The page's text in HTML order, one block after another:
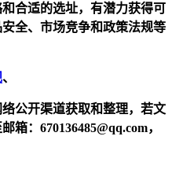
合适的选址，有潜力获得可
全、市场竞争和政策法规等
、
公开渠道获取和整理，若文
箱：670136485@qq.com，